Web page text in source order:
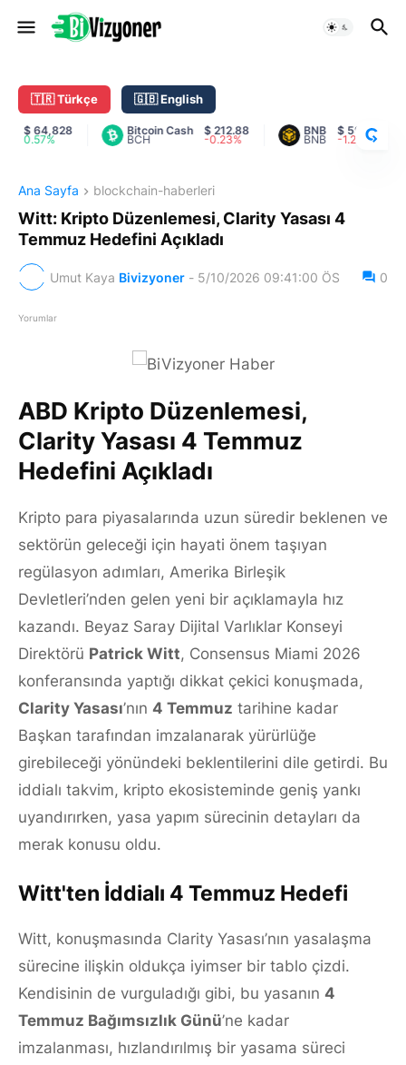
🇹🇷 Türkçe 🇬🇧 English
$ 64,828
0.57%
Bitcoin Cash
BCH
$ 212.88
-0.23%
BNB
BNB
$ 593.23
-1.27%
Ana Sayfa blockchain-haberleri
Witt: Kripto Düzenlemesi, Clarity Yasası 4
Temmuz Hedefini Açıkladı
Umut Kaya Bivizyoner - 5/10/2026 09:41:00 ÖS 0
Yorumlar
ABD Kripto Düzenlemesi,
Clarity Yasası 4 Temmuz
Hedefini Açıkladı
Kripto para piyasalarında uzun süredir beklenen ve
sektörün geleceği için hayati önem taşıyan
regülasyon adımları, Amerika Birleşik
Devletleri’nden gelen yeni bir açıklamayla hız
kazandı. Beyaz Saray Dijital Varlıklar Konseyi
Direktörü Patrick Witt, Consensus Miami 2026
konferansında yaptığı dikkat çekici konuşmada,
Clarity Yasası’nın 4 Temmuz tarihine kadar
Başkan tarafından imzalanarak yürürlüğe
girebileceği yönündeki beklentilerini dile getirdi. Bu
iddialı takvim, kripto ekosisteminde geniş yankı
uyandırırken, yasa yapım sürecinin detayları da
merak konusu oldu.
Witt'ten İddialı 4 Temmuz Hedefi
Witt, konuşmasında Clarity Yasası’nın yasalaşma
sürecine ilişkin oldukça iyimser bir tablo çizdi.
Kendisinin de vurguladığı gibi, bu yasanın 4
Temmuz Bağımsızlık Günü’ne kadar
imzalanması, hızlandırılmış bir yasama süreci